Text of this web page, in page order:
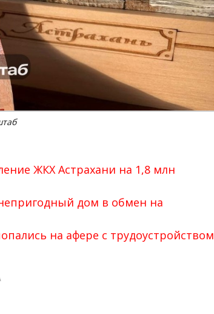
ЖКХ Астрахани на 1,8 млн
дом в обмен на
на афере с трудоустройством